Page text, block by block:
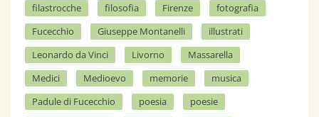
filastrocche
filosofia Firenze
fotografia
Fucecchio
Giuseppe Montanelli
illustrati
Leonardo da Vinci
Livorno
Massarella
Medici
Medioevo memorie
musica
Padule di Fucecchio
poesia
poesie